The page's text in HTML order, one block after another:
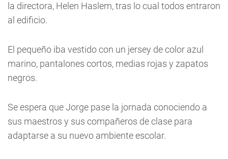
la directora, Helen Haslem, tras lo cual todos entraron
al edificio.
El pequeño iba vestido con un jersey de color azul
marino, pantalones cortos, medias rojas y zapatos
negros.
Se espera que Jorge pase la jornada conociendo a
sus maestros y sus compañeros de clase para
adaptarse a su nuevo ambiente escolar.